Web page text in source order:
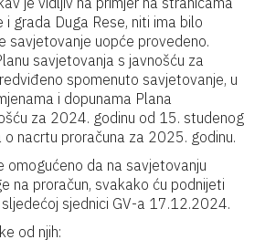
i grada Duga Rese, niti ima bilo
savjetovanje uopće provedeno.
savjetovanja s javnošću za
spomenuto savjetovanje, u
i dopunama Plana
za 2024. godinu od 15. studenog
nacrtu proračuna za 2025. godinu.
omogućeno da na savjetovanju
na proračun, svakako ću podnijeti
sjednici GV-a 17.12.2024.
od njih: